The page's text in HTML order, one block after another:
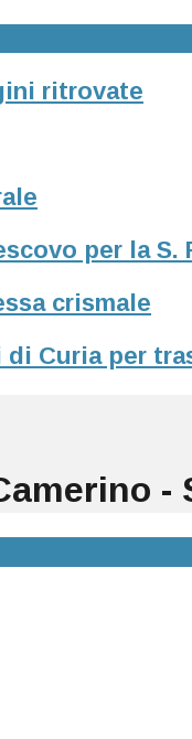
ritrovate
per la S.
crismale
Curia per
-